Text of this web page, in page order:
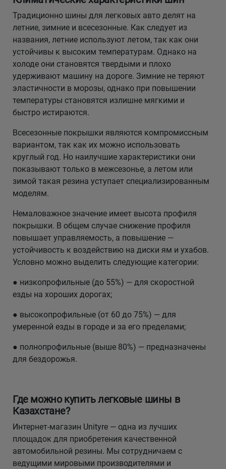
Традиционно шины для легковых авто делят на
летние, зимние и всесезонные. Как следует из
названия, летние используют летом, так как они
устойчивы к высоким температурам. Однако на
холоде они становятся твердыми и плохо
удерживают машину на дороге. Зимние не теряют
эластичности в морозы, однако при повышении
температуры становятся излишне мягкими и
быстро истираются.
Всесезонные покрышки являются компромиссным
вариантом, так как их можно использовать
круглый год. Но наилучшие характеристики они
показывают только в межсезонье, а летом или
зимой такая резина уступает специализированным
моделям.
Немаловажное значение имеет высота профиля
покрышки. В общем случае снижение профиля
повышает управляемость, а повышение —
устойчивость к воздействию на диски ям и ухабов.
Условно можно выделить следующие категории:
● низкопрофильные (до 55%) — для скоростной
езды на хороших дорогах;
● высокопрофильные (от 60 до 75%) — для
умеренной езды в городе и за его пределами;
● полнопрофильные (выше 80%) — предназначены
для бездорожья.
Где можно купить легковые шины в
Казахстане?
Интернет-магазин Unityre — одна из лучших
площадок для приобретения качественной
автомобильной резины. Мы сотрудничаем с
ведущими мировыми производителями и